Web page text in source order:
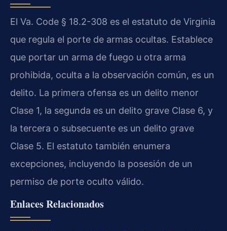
El Va. Code § 18.2-308 es el estatuto de Virginia
que regula el porte de armas ocultas. Establece
que portar un arma de fuego u otra arma
prohibida, oculta a la observación común, es un
delito. La primera ofensa es un delito menor
Clase 1, la segunda es un delito grave Clase 6, y
la tercera o subsecuente es un delito grave
Clase 5. El estatuto también enumera
excepciones, incluyendo la posesión de un
permiso de porte oculto válido.
Enlaces Relacionados